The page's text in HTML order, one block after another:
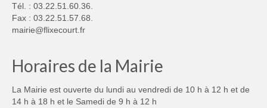
Tél. : 03.22.51.60.36.
Fax : 03.22.51.57.68.
mairie@flixecourt.fr
Horaires de la Mairie
La Mairie est ouverte du lundi au vendredi de 10 h à 12 h et de
14 h à 18 h et le Samedi de 9 h à 12 h